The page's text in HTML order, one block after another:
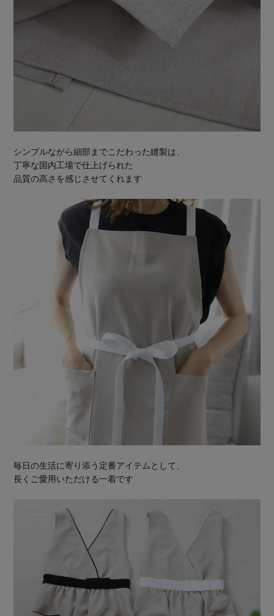
シンプルながら細部までこだわった縫製は、
丁寧な国内工場で仕上げられた
品質の高さを感じさせてくれます
毎日の生活に寄り添う定番アイテムとして、
長くご愛用いただける一着です